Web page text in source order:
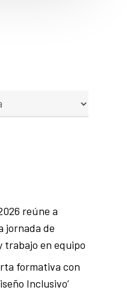
reúne a
jornada de
trabajo en equipo
formativa con
Inclusivo’